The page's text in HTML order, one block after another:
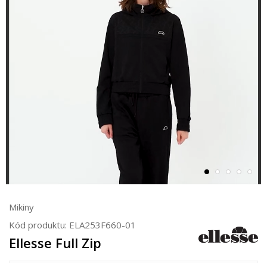
Mikiny
Kód produktu: ELA253F660-01
Ellesse Full Zip